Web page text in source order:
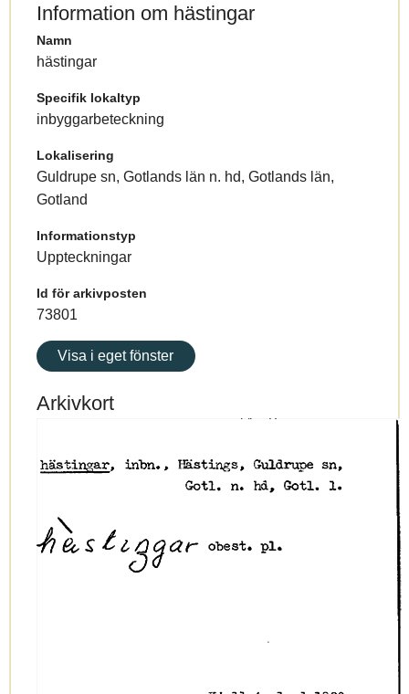
Information om hästingar
Namn
hästingar
Specifik lokaltyp
inbyggarbeteckning
Lokalisering
Guldrupe sn, Gotlands län n. hd, Gotlands län,
Gotland
Informationstyp
Uppteckningar
Id för arkivposten
73801
Visa i eget fönster
Arkivkort